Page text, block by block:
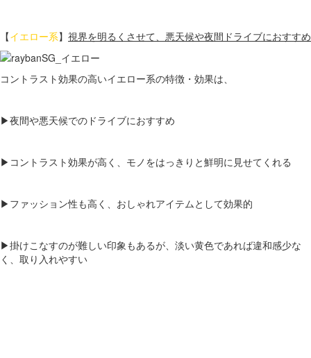
【イエロー系】 視界を明るくさせて、悪天候や夜間ドライブにおすすめ
コントラスト効果の高いイエロー系の特徴・効果は、
▶夜間や悪天候でのドライブにおすすめ
▶コントラスト効果が高く、モノをはっきりと鮮明に見せてくれる
▶ファッション性も高く、おしゃれアイテムとして効果的
▶掛けこなすのが難しい印象もあるが、淡い黄色であれば違和感少な
く、取り入れやすい